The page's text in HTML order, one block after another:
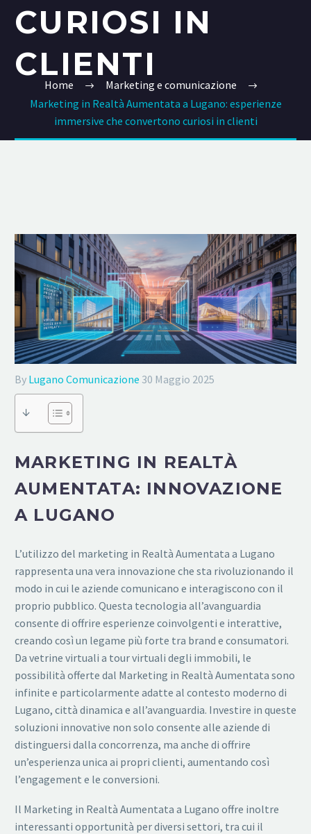
CURIOSI IN
CLIENTI
Home
Marketing e comunicazione
Marketing in Realtà Aumentata a Lugano: esperienze
immersive che convertono curiosi in clienti
By Lugano Comunicazione 30 Maggio 2025
↓
MARKETING IN REALTÀ
AUMENTATA: INNOVAZIONE
A LUGANO
L’utilizzo del marketing in Realtà Aumentata a Lugano
rappresenta una vera innovazione che sta rivoluzionando il
modo in cui le aziende comunicano e interagiscono con il
proprio pubblico. Questa tecnologia all’avanguardia
consente di offrire esperienze coinvolgenti e interattive,
creando così un legame più forte tra brand e consumatori.
Da vetrine virtuali a tour virtuali degli immobili, le
possibilità offerte dal Marketing in Realtà Aumentata sono
infinite e particolarmente adatte al contesto moderno di
Lugano, città dinamica e all’avanguardia. Investire in queste
soluzioni innovative non solo consente alle aziende di
distinguersi dalla concorrenza, ma anche di offrire
un’esperienza unica ai propri clienti, aumentando così
l’engagement e le conversioni.
Il Marketing in Realtà Aumentata a Lugano offre inoltre
interessanti opportunità per diversi settori, tra cui il